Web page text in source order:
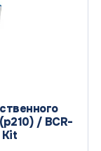
/ BCR-